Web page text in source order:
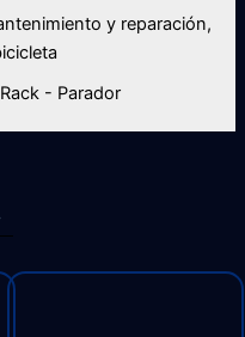
y reparación,
Rack - Parador